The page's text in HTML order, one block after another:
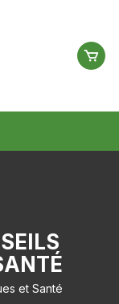
et Santé